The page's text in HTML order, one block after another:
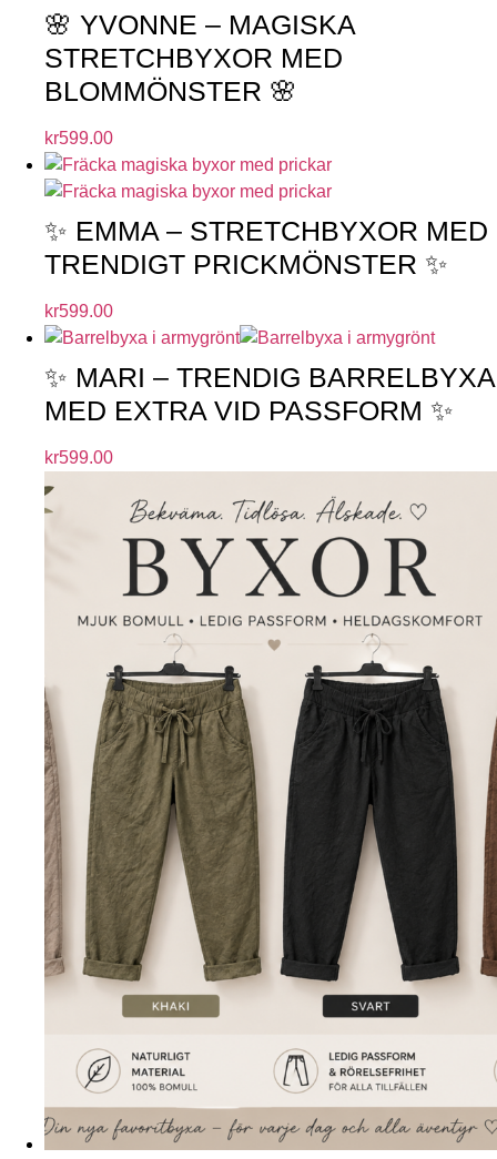
🌸 YVONNE – MAGISKA
STRETCHBYXOR MED
BLOMMÖNSTER 🌸
kr599.00
✨ EMMA – STRETCHBYXOR MED
TRENDIGT PRICKMÖNSTER ✨
kr599.00
✨ MARI – TRENDIG BARRELBYXA
MED EXTRA VID PASSFORM ✨
kr599.00